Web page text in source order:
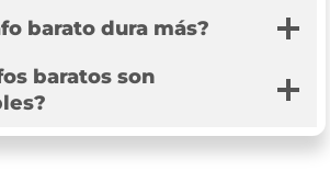
barato dura más?
baratos son